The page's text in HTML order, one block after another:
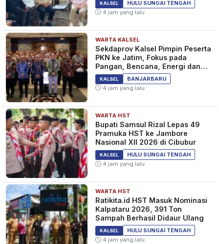
Libra, Aquarius, Pisces Siap-
siap si Dia Terpesona! Ramalan
Zodiak Cinta Hari Ini 30 Juli
2024
LIFESTYLE 2 tahun yang lalu
Libra, Taurus, Aquarius Siapa
Buka Hubungan Baru? Simak
Ramalan Zodiak Cinta Hari Ini
28 Juli 2024
LIFESTYLE 2 tahun yang lalu
KALSEL
HULU SUNGAI TENGAH
4 jam yang lalu
WARTA KALSEL
Sekdaprov Kalsel Pimpin Peserta
PKN ke Jatim, Fokus pada
Pangan, Bencana, Energi dan
Ekonomi
KALSEL
BANJARBARU
4 jam yang lalu
WARTA HST
Bupati Samsul Rizal Lepas 49
Pramuka HST ke Jambore
Nasional XII 2026 di Cibubur
KALSEL
HULU SUNGAI TENGAH
4 jam yang lalu
WARTA HST
Ratikita.id HST Masuk Nominasi
Kalpataru 2026, 391 Ton
Sampah Berhasil Didaur Ulang
KALSEL
HULU SUNGAI TENGAH
4 jam yang lalu